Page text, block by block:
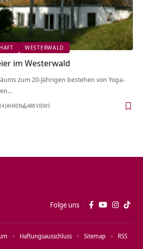
WESTERWALD
im Westerwald
zum 20-Jährigen bestehen von Yoga-
JAHREN 488 VIEWS
Folge uns
Haftungsausschluss Sitemap RSS